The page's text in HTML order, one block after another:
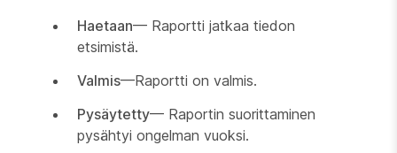
Haetaan— Raportti jatkaa tiedon
etsimistä.
Valmis—Raportti on valmis.
Pysäytetty— Raportin suorittaminen
pysähtyi ongelman vuoksi.